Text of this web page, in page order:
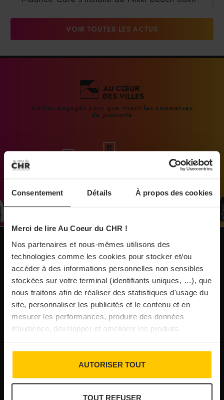
Consentement Détails À propos des cookies
Merci de lire Au Coeur du CHR !
Nos partenaires et nous-mêmes utilisons des
technologies comme les cookies pour stocker et/ou
accéder à des informations personnelles non sensibles
stockées sur votre terminal (identifiants uniques, …), que
nous traitons afin de réaliser des statistiques d'usage du
site, personnaliser les publicités et le contenu et en
mesurer les performances, produire des données
d’audience, développer et améliorer les produits.
AUTORISER TOUT
TOUT REFUSER
DalterFood Group franchit les 200 millions
31/07/2026
La Liste : La Réserve Paris de nouveau meilleur
maison de collectionneur
31/07/2026
Vins fins : la Chine affiche ses ambitions
31/07/2026
Brasserie Dupont : la bière saison, mais pas
que…
Incendies : l’aide d’urgence rehaussée à 8 000 €
pour les indépendants, l’autoroute A63 réouverte
VOIR TOUTES LES ACTUS
Médias engagés pour que vivent les commerces
de proximité
NOS PUBLICATIONS